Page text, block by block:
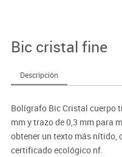
Bic cristal fine
Descripción
Bolígrafo Bic Cristal cuerpo
mm y trazo de 0,3 mm para
obtener un texto más nítido,
certificado ecológico nf.